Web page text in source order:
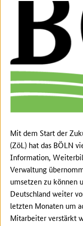
Mit dem Start der
(ZöL) hat das BÖLN
Information,
Verwaltung
umsetzen zu können
Deutschland weiter
letzten Monaten um
Mitarbeiter verstärkt